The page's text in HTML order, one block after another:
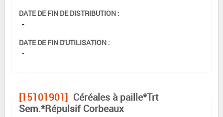
DATE DE FIN DE DISTRIBUTION :
-
DATE DE FIN D'UTILISATION :
-
[15101901] Céréales à paille*Trt
Sem.*Répulsif Corbeaux